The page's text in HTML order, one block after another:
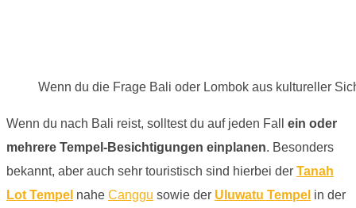
Wenn du die Frage Bali oder Lombok aus kultureller
Wenn du nach Bali reist, solltest du auf jeden Fall ein oder
mehrere Tempel-Besichtigungen einplanen. Besonders
bekannt, aber auch sehr touristisch sind hierbei der Tanah
Lot Tempel nahe Canggu sowie der Uluwatu Tempel in der